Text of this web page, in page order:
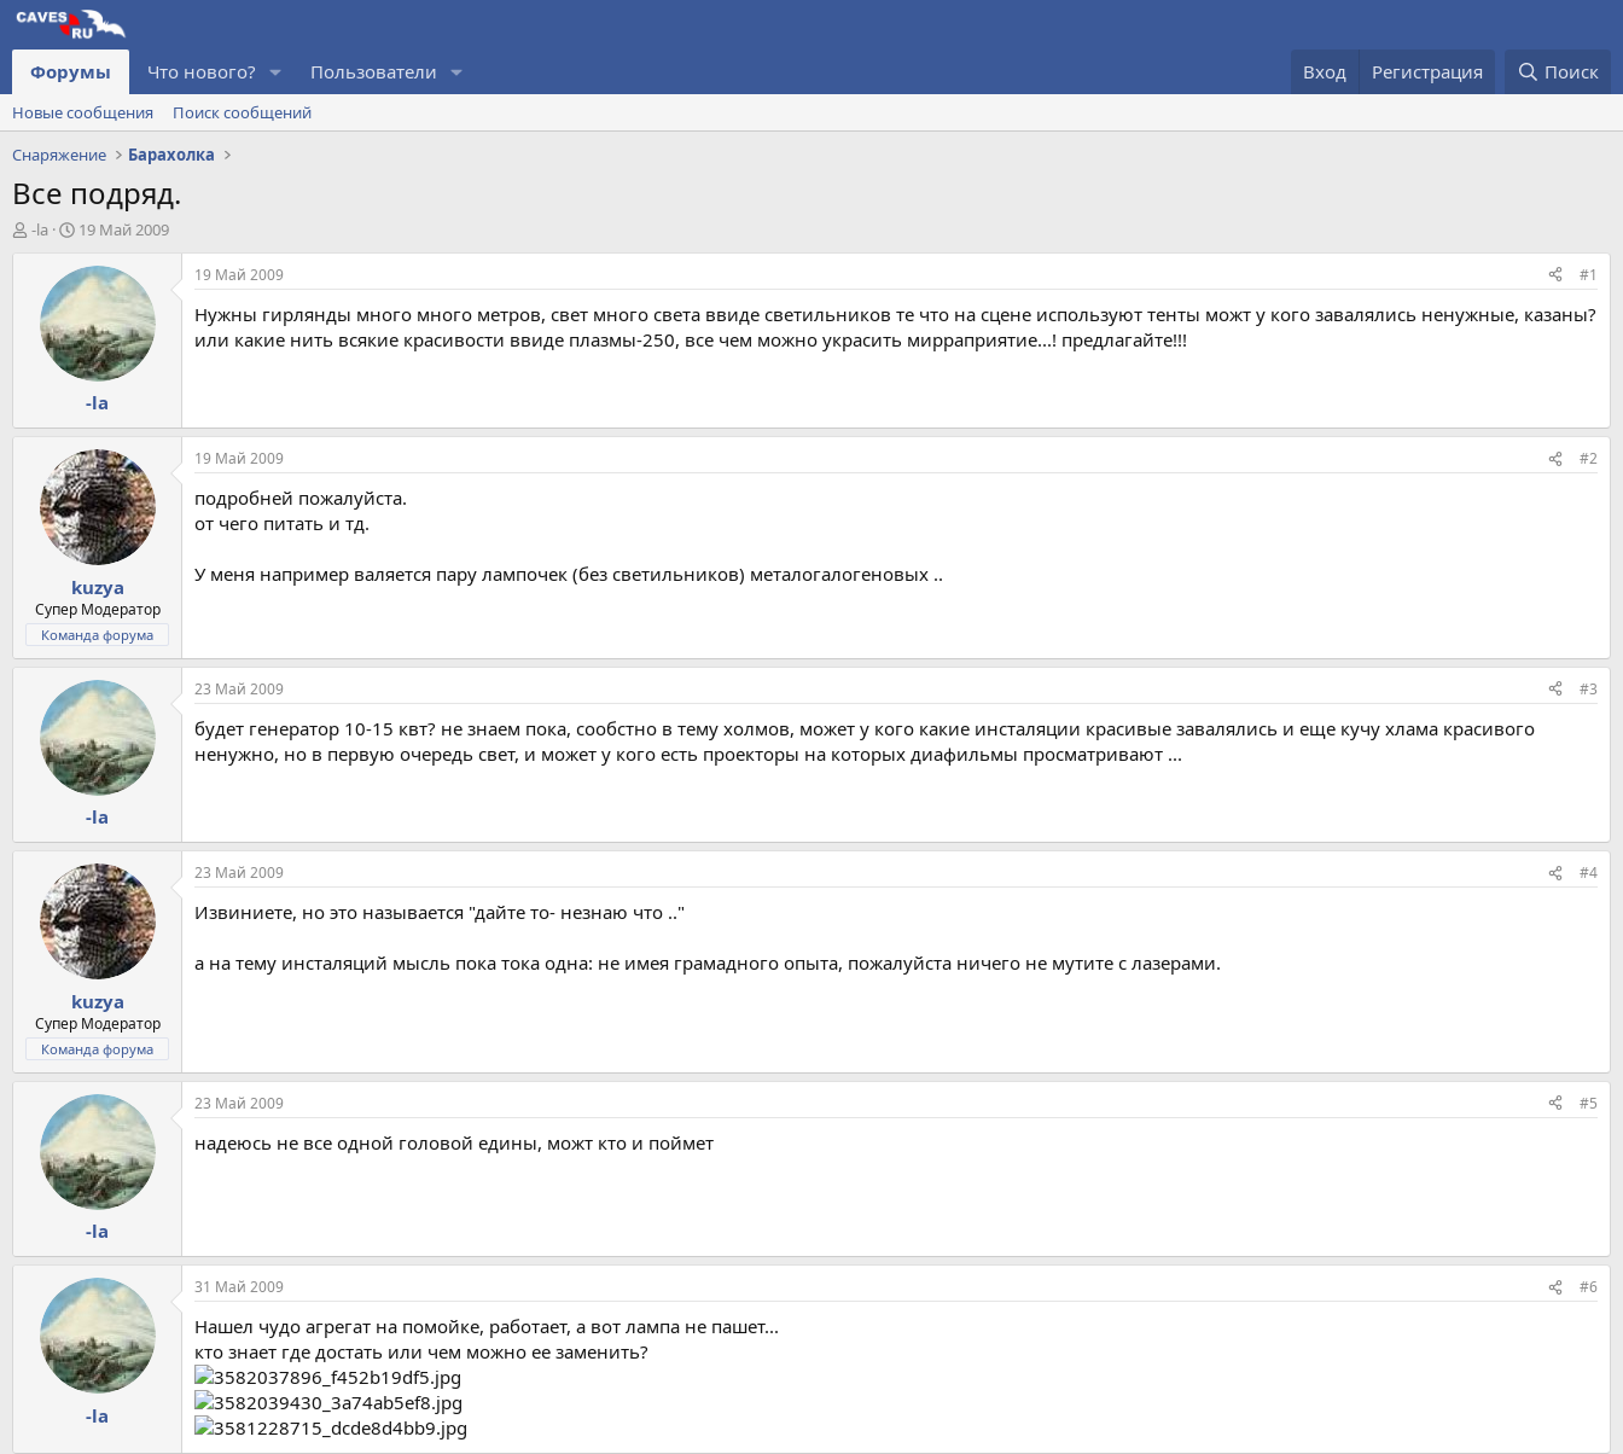
Форумы Что нового? Пользователи Вход Регистрация Поиск
Новые сообщения
Поиск сообщений
Снаряжение
Барахолка
Все подряд.
А
-la
Д
т
а
а
ч
а
л
а
19 Май 2009
-la
19 Май 2009 #1
Нужны гирлянды много много метров, свет много света ввиде светильников те что на сцене используют тенты можт у кого завалялись ненужные, казаны?
или какие нить всякие красивости ввиде плазмы-250, все чем можно украсить мирраприятие...! предлагайте!!!
kuzya
Супер Модератор
Команда форума
19 Май 2009 #2
подробней пожалуйста.
от чего питать и тд.
У меня например валяется пару лампочек (без светильников) металогалогеновых ..
-la
23 Май 2009 #3
будет генератор 10-15 квт? не знаем пока, сообстно в тему холмов, может у кого какие инсталяции красивые завалялись и еще кучу хлама красивого
ненужно, но в первую очередь свет, и может у кого есть проекторы на которых диафильмы просматривают ...
kuzya
Супер Модератор
Команда форума
23 Май 2009 #4
Извиниете, но это называется "дайте то- незнаю что .."
а на тему инсталяций мысль пока тока одна: не имея грамадного опыта, пожалуйста ничего не мутите с лазерами.
-la
23 Май 2009 #5
надеюсь не все одной головой едины, можт кто и поймет
-la
31 Май 2009 #6
Нашел чудо агрегат на помойке, работает, а вот лампа не пашет...
кто знает где достать или чем можно ее заменить?